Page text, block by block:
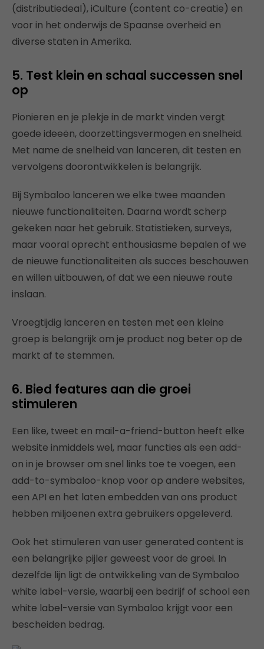
(distributiedeal), iCulture (content co-creatie) en
voor in het onderwijs de Spaanse overheid en
diverse staten in Amerika.
5. Test klein en schaal successen snel
op
Pionieren en je plekje in de markt vinden vergt
goede ideeën, doorzettingsvermogen en snelheid.
Met name de snelheid van lanceren, dit testen en
vervolgens doorontwikkelen is belangrijk.
Bij Symbaloo lanceren we elke twee maanden
nieuwe functionaliteiten. Daarna wordt scherp
gekeken naar het gebruik. Statistieken, surveys,
maar vooral oprecht enthousiasme bepalen of we
de nieuwe functionaliteiten als succes beschouwen
en willen uitbouwen, of dat we een nieuwe route
inslaan.
Vroegtijdig lanceren en testen met een kleine
groep is belangrijk om je product nog beter op de
markt af te stemmen.
6. Bied features aan die groei
stimuleren
Een like, tweet en mail-a-friend-button heeft elke
website inmiddels wel, maar functies als een add-
on in je browser om snel links toe te voegen, een
add-to-symbaloo-knop voor op andere websites,
een API en het laten embedden van ons product
hebben miljoenen extra gebruikers opgeleverd.
Ook het stimuleren van user generated content is
een belangrijke pijler geweest voor de groei. In
dezelfde lijn ligt de ontwikkeling van de Symbaloo
white label-versie, waarbij een bedrijf of school een
white label-versie van Symbaloo krijgt voor een
bescheiden bedrag.